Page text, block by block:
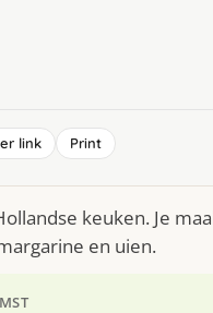
link Print
keuken. Je
en uien.